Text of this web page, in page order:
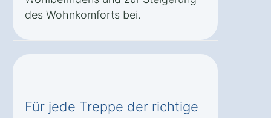
des Wohnkomforts bei.
Für jede Treppe der richtige